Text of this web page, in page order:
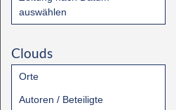
auswählen
Clouds
Orte
Autoren / Beteiligte